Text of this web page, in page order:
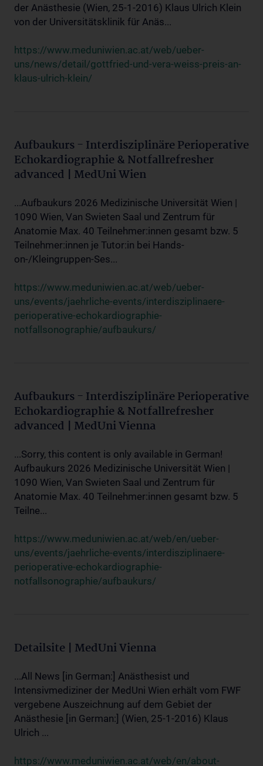
der Anästhesie (Wien, 25-1-2016) Klaus Ulrich Klein
von der Universitätsklinik für Anäs...
https://www.meduniwien.ac.at/web/ueber-
uns/news/detail/gottfried-und-vera-weiss-preis-an-
klaus-ulrich-klein/
Aufbaukurs - Interdisziplinäre Perioperative
Echokardiographie & Notfallrefresher
advanced | MedUni Wien
...Aufbaukurs 2026 Medizinische Universität Wien |
1090 Wien, Van Swieten Saal und Zentrum für
Anatomie Max. 40 Teilnehmer:innen gesamt bzw. 5
Teilnehmer:innen je Tutor:in bei Hands-
on-/Kleingruppen-Ses...
https://www.meduniwien.ac.at/web/ueber-
uns/events/jaehrliche-events/interdisziplinaere-
perioperative-echokardiographie-
notfallsonographie/aufbaukurs/
Aufbaukurs - Interdisziplinäre Perioperative
Echokardiographie & Notfallrefresher
advanced | MedUni Vienna
...Sorry, this content is only available in German!
Aufbaukurs 2026 Medizinische Universität Wien |
1090 Wien, Van Swieten Saal und Zentrum für
Anatomie Max. 40 Teilnehmer:innen gesamt bzw. 5
Teilne...
https://www.meduniwien.ac.at/web/en/ueber-
uns/events/jaehrliche-events/interdisziplinaere-
perioperative-echokardiographie-
notfallsonographie/aufbaukurs/
Detailsite | MedUni Vienna
...All News [in German:] Anästhesist und
Intensivmediziner der MedUni Wien erhält vom FWF
vergebene Auszeichnung auf dem Gebiet der
Anästhesie [in German:] (Wien, 25-1-2016) Klaus
Ulrich ...
https://www.meduniwien.ac.at/web/en/about-